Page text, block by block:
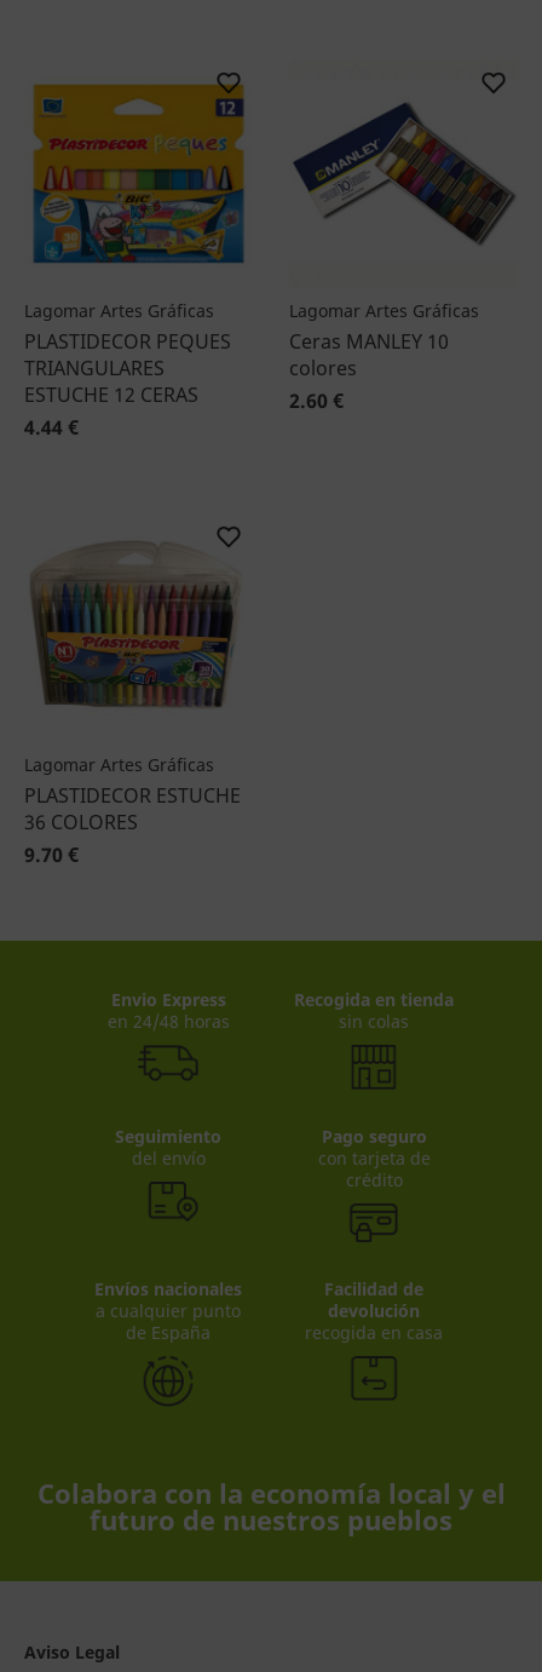
Lagomar Artes Gráficas
PLASTIDECOR PEQUES
TRIANGULARES
ESTUCHE 12 CERAS
4.44 €
Lagomar Artes Gráficas
Ceras MANLEY 10
colores
2.60 €
Lagomar Artes Gráficas
PLASTIDECOR ESTUCHE
36 COLORES
9.70 €
Envio Express
en 24/48 horas
Recogida en tienda
sin colas
Seguimiento
del envío
Pago seguro
con tarjeta de
crédito
Envíos nacionales
a cualquier punto
de España
Facilidad de
devolución
recogida en casa
Colabora con la economía local y el
futuro de nuestros pueblos
Aviso Legal